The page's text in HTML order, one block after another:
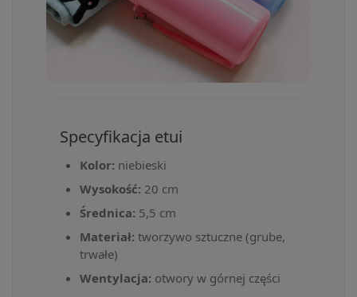
Specyfikacja etui
Kolor: niebieski
Wysokość: 20 cm
Średnica: 5,5 cm
Materiał: tworzywo sztuczne (grube,
trwałe)
Wentylacja: otwory w górnej części